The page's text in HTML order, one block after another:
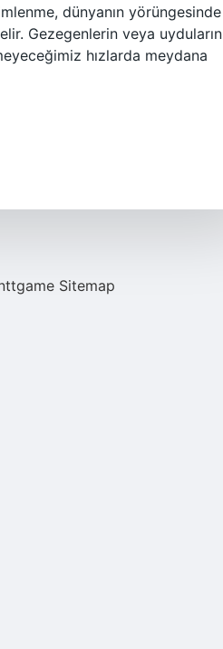
dünyanın yörüngesinde
Gezegenlerin veya uyduların
hızlarda meydana
Sitemap